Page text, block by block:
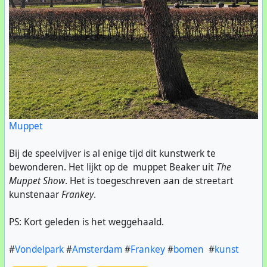
Muppet
Bij de speelvijver is al enige tijd dit kunstwerk te
bewonderen. Het lijkt op de muppet Beaker uit The
Muppet Show. Het is toegeschreven aan de streetart
kunstenaarFrankey.
PS: Kort geleden is het weggehaald.
#Vondelpark#Amsterdam#Frankey#bomen #kunst